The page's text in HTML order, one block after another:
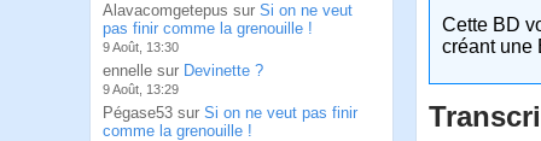
Alavacomgetepus sur Si on ne veut
pas finir comme la grenouille !
9 Août, 13:30
ennelle sur Devinette ?
9 Août, 13:29
Pégase53 sur Si on ne veut pas finir
comme la grenouille !
Cette BD
créant une